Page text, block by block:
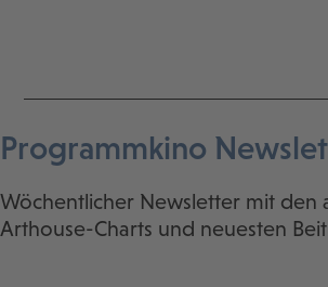
Programmkino
Wöchentlicher Newsletter mit den
Arthouse-Charts und neuesten